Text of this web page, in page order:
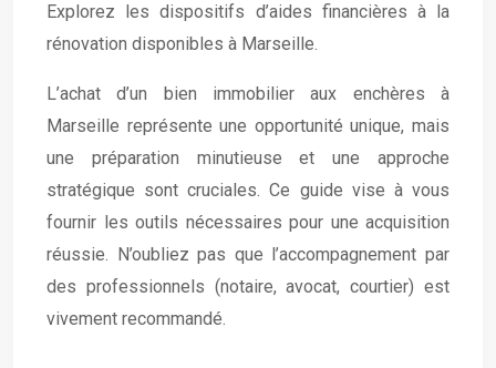
Explorez les dispositifs d’aides financières à la
rénovation disponibles à Marseille.
L’achat d’un bien immobilier aux enchères à
Marseille représente une opportunité unique, mais
une préparation minutieuse et une approche
stratégique sont cruciales. Ce guide vise à vous
fournir les outils nécessaires pour une acquisition
réussie. N’oubliez pas que l’accompagnement par
des professionnels (notaire, avocat, courtier) est
vivement recommandé.